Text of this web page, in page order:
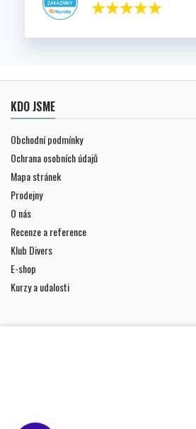
KDO JSME
Obchodní podmínky
Ochrana osobních údajů
Mapa stránek
Prodejny
O nás
Recenze a reference
Klub Divers
E-shop
Kurzy a udalosti